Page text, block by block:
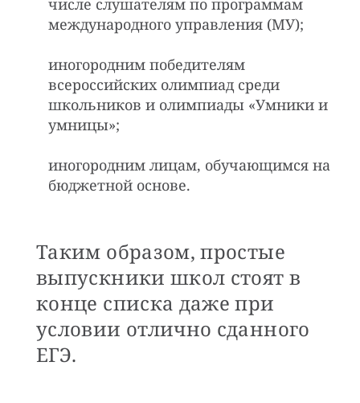
числе слушателям по программам
международного управления (МУ);
иногородним победителям
всероссийских олимпиад среди
школьников и олимпиады «Умники и
умницы»;
иногородним лицам, обучающимся на
бюджетной основе.
Таким образом, простые
выпускники школ стоят в
конце списка даже при
условии отлично сданного
ЕГЭ.